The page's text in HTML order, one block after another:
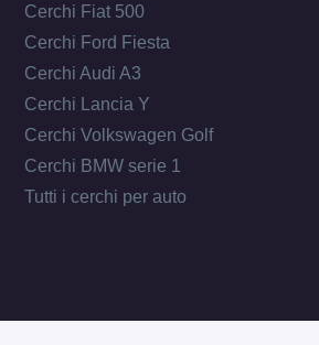
Cerchi Fiat 500
Cerchi Ford Fiesta
Cerchi Audi A3
Cerchi Lancia Y
Cerchi Volkswagen Golf
Cerchi BMW serie 1
Tutti i cerchi per auto